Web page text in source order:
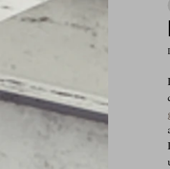
Comfort
Cuisine
Fondus